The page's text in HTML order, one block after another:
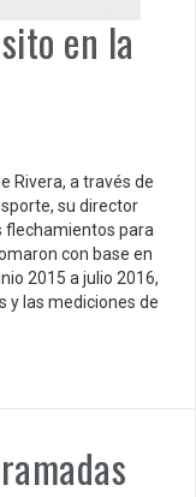
en la
Rivera, a través de
su director
flechamientos para
con base en
2015 a julio 2016,
y las mediciones de